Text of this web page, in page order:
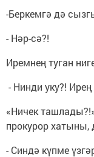
-Беркемгә дә
- Нәр-сә?!
Иремнең туган
- Нинди уку?!
«Ничек
прокурор хатыны,
- Синдә күпме